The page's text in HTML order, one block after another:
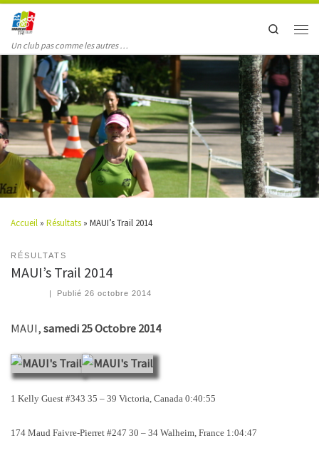
Un club pas comme les autres …
Search
Accueil » Résultats » MAUI’s Trail 2014
RÉSULTATS
MAUI’s Trail 2014
| Publié26 octobre 2014
MAUI, samedi 25 Octobre 2014
1 Kelly Guest #343 35 – 39 Victoria, Canada 0:40:55
174 Maud Faivre-Pierret #247 30 – 34 Walheim, France 1:04:47